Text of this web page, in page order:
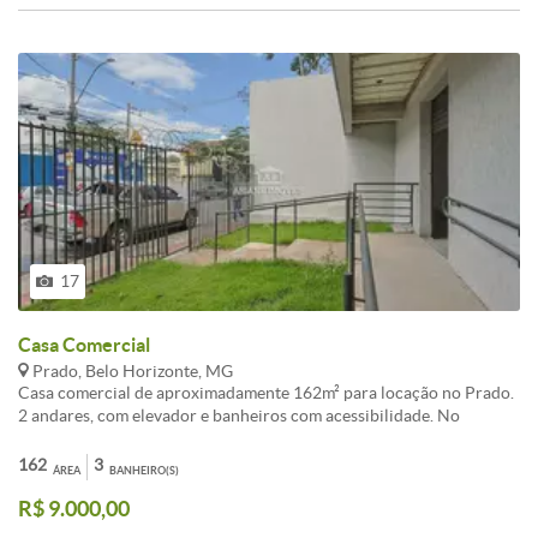
17
Casa Comercial
Prado, Belo Horizonte, MG
Casa comercial de aproximadamente 162m² para locação no Prado.
2 andares, com elevador e banheiros com acessibilidade. No
externo coberto e jardins. Os pavimentos são integrados por escada
e elevador. No segundo pavimento, há um salão amplo, banheiro
PCD e 03 varandas descobertas. Imóvel no contrapiso, ideal para a
ÁREA
162 BANHEIRO(S)
3
R$ 9.000,00